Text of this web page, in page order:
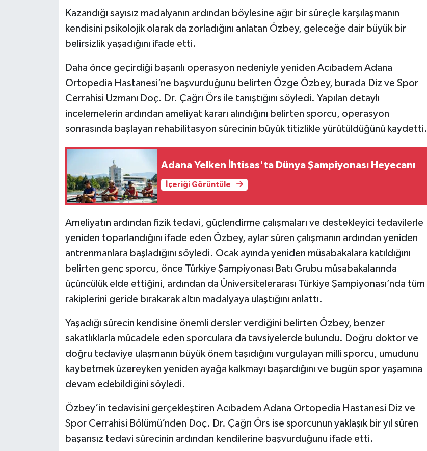
Kazandığı sayısız madalyanın ardından böylesine ağır bir süreçle karşılaşmanın
kendisini psikolojik olarak da zorladığını anlatan Özbey, geleceğe dair büyük bir
belirsizlik yaşadığını ifade etti.
Daha önce geçirdiği başarılı operasyon nedeniyle yeniden Acıbadem Adana
Ortopedia Hastanesi’ne başvurduğunu belirten Özge Özbey, burada Diz ve Spor
Cerrahisi Uzmanı Doç. Dr. Çağrı Örs ile tanıştığını söyledi. Yapılan detaylı
incelemelerin ardından ameliyat kararı alındığını belirten sporcu, operasyon
sonrasında başlayan rehabilitasyon sürecinin büyük titizlikle yürütüldüğünü kaydetti.
Adana Yelken İhtisas'ta Dünya Şampiyonası Heyecanı
İçeriği Görüntüle
Ameliyatın ardından fizik tedavi, güçlendirme çalışmaları ve destekleyici tedavilerle
yeniden toparlandığını ifade eden Özbey, aylar süren çalışmanın ardından yeniden
antrenmanlara başladığını söyledi. Ocak ayında yeniden müsabakalara katıldığını
belirten genç sporcu, önce Türkiye Şampiyonası Batı Grubu müsabakalarında
üçüncülük elde ettiğini, ardından da Üniversitelerarası Türkiye Şampiyonası’nda tüm
rakiplerini geride bırakarak altın madalyaya ulaştığını anlattı.
Yaşadığı sürecin kendisine önemli dersler verdiğini belirten Özbey, benzer
sakatlıklarla mücadele eden sporculara da tavsiyelerde bulundu. Doğru doktor ve
doğru tedaviye ulaşmanın büyük önem taşıdığını vurgulayan milli sporcu, umudunu
kaybetmek üzereyken yeniden ayağa kalkmayı başardığını ve bugün spor yaşamına
devam edebildiğini söyledi.
Özbey’in tedavisini gerçekleştiren Acıbadem Adana Ortopedia Hastanesi Diz ve
Spor Cerrahisi Bölümü’nden Doç. Dr. Çağrı Örs ise sporcunun yaklaşık bir yıl süren
başarısız tedavi sürecinin ardından kendilerine başvurduğunu ifade etti.